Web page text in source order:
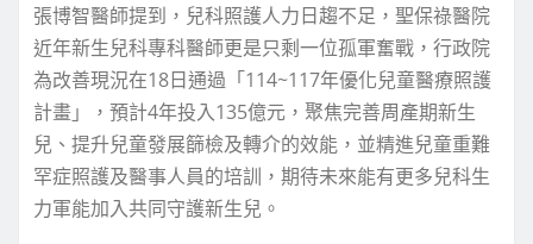
張博智醫師提到，兒科照護人力日趨不足，聖保祿醫院
近年新生兒科專科醫師更是只剩一位孤軍奮戰，行政院
為改善現況在18日通過「114~117年優化兒童醫療照護
計畫」，預計4年投入135億元，聚焦完善周產期新生
兒、提升兒童發展篩檢及轉介的效能，並精進兒童重難
罕症照護及醫事人員的培訓，期待未來能有更多兒科生
力軍能加入共同守護新生兒。